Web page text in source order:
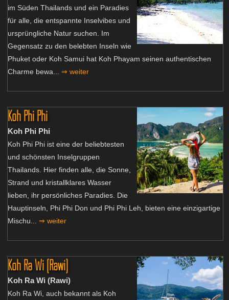
im Süden Thailands und ein Paradies
für alle, die entspannte Inselvibes und
ursprüngliche Natur suchen. Im
Gegensatz zu den belebten Inseln wie
Phuket oder Koh Samui hat Koh Phayam seinen authentischen
Charme bewa... ⇒ weiter
Koh Phi Phi
Koh Phi Phi
Koh Phi Phi ist eine der beliebtesten
und schönsten Inselgruppen
Thailands. Hier finden alle, die Sonne,
Strand und kristallklares Wasser
lieben, ihr persönliches Paradies. Die
Hauptinseln, Phi Phi Don und Phi Phi Leh, bieten eine einzigartige
Mischu... ⇒ weiter
Koh Ra Wi (Rawi)
Koh Ra Wi (Rawi)
Koh Ra Wi, auch bekannt als Koh